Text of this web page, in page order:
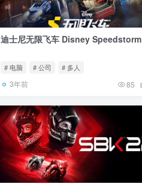
迪士尼无限飞车 Disney Speedstorm
# 电脑 # 公司 # 多人
3年前 85